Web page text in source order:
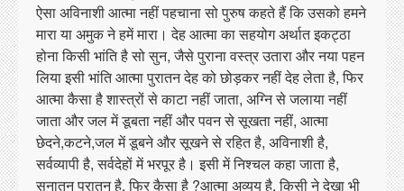
ऐसा अविनाशी आत्मा नहीं पहचाना सो पुरुष कहते हैं कि उसको हमने
मारा या अमुक ने हमें मारा। देह आत्मा का सहयोग अर्थात इकट्ठा
होना किसी भांति है सो सुन, जैसे पुराना वस्त्र उतारा और नया पहन
लिया इसी भांति आत्मा पुरातन देह को छोड़कर नहीं देह लेता है, फिर
आत्मा कैसा है शास्त्रों से काटा नहीं जाता, अग्नि से जलाया नहीं
जाता और जल में डूबता नहीं और पवन से सूखता नहीं, आत्मा
छेदने,कटने,जल में डूबने और सूखने से रहित है, अविनाशी है,
सर्वव्यापी है, सर्वदेहों में भरपूर है। इसी में निश्चल कहा जाता है,
सनातन पुरातन है, फिर कैसा है ?आत्मा अव्यय है, किसी ने देखा भी